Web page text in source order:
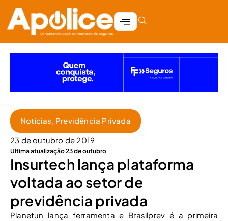
Notícias, Previdência Privada
23 de outubro de 2019
Ultima atualização 23 de outubro
Insurtech lança plataforma
voltada ao setor de
previdência privada
Planetun lança ferramenta e Brasilprev é a primeira